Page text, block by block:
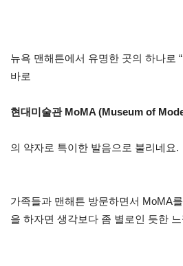
뉴욕 맨해튼에서 유명한 곳의 하나로
바로
현대미술관 MoMA (Museum of
의 약자로 특이한 발음으로 불리네요.
가족들과 맨해튼 방문하면서 MoMA
을 하자면 생각보다 좀 별로인 듯한